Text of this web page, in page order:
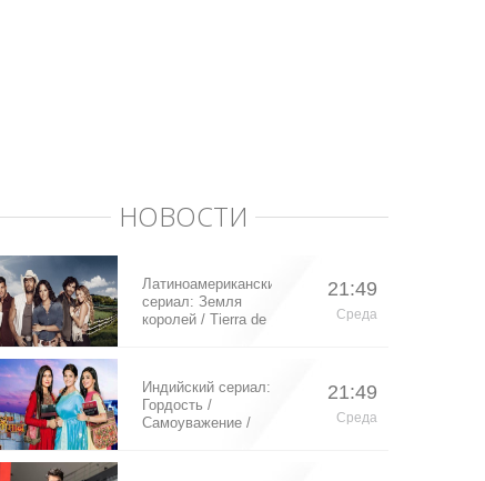
НОВОСТИ
Латиноамериканский
сериал: Земля
королей / Tierra de
21:49
Среда
Индийский сериал:
Гордость /
Самоуважение /
21:49
Среда